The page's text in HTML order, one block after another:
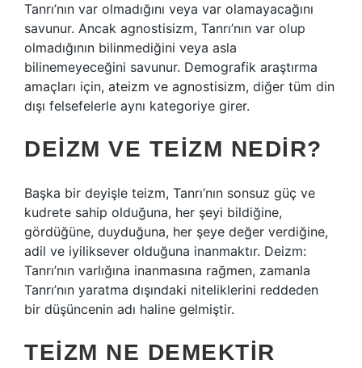
Tanrı’nın var olmadığını veya var olamayacağını
savunur. Ancak agnostisizm, Tanrı’nın var olup
olmadığının bilinmediğini veya asla
bilinemeyeceğini savunur. Demografik araştırma
amaçları için, ateizm ve agnostisizm, diğer tüm din
dışı felsefelerle aynı kategoriye girer.
DEIZM VE TEIZM NEDIR?
Başka bir deyişle teizm, Tanrı’nın sonsuz güç ve
kudrete sahip olduğuna, her şeyi bildiğine,
gördüğüne, duyduğuna, her şeye değer verdiğine,
adil ve iyiliksever olduğuna inanmaktır. Deizm:
Tanrı’nın varlığına inanmasına rağmen, zamanla
Tanrı’nın yaratma dışındaki niteliklerini reddeden
bir düşüncenin adı haline gelmiştir.
TEIZM NE DEMEKTIR